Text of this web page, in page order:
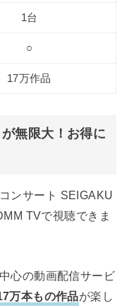
1台
○
17万作品
無限大！お得に
ンサート SEIGAKU
TVで視聴できま
心の動画配信サービ
万本もの作品が楽し